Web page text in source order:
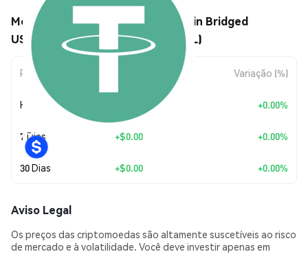
Movimentos de preço de ZetaChain Bridged
USDT.POL (ZetaChain) (USDT.POL)
Período Variação do Valor Variação (%)
Hoje +0.00%
7 Dias +$0.00 +0.00%
30 Dias +$0.00 +0.00%
Aviso Legal
Os preços das criptomoedas são altamente suscetíveis ao risco
de mercado e à volatilidade. Você deve investir apenas em